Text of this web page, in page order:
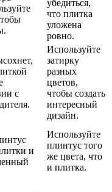
убедиться,
что плитка
уложена
ровно.
с
Используйте
затирку
разных
цветов,
чтобы создать
интересный
дизайн.
и
Используйте
плинтус того
же цвета, что
и плитка.